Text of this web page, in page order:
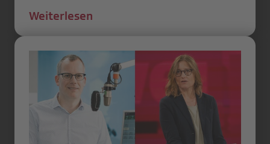
Weiterlesen